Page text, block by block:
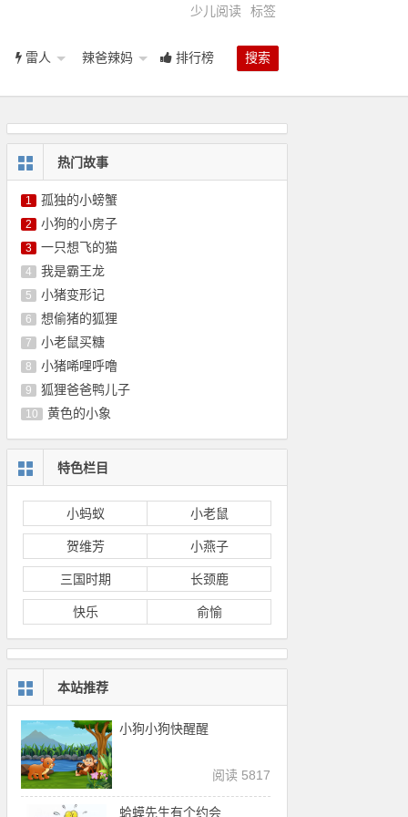
少儿阅读 标签
搜索
雷人 辣爸辣妈 排行榜
热门故事
1 孤独的小螃蟹
2 小狗的小房子
3 一只想飞的猫
4 我是霸王龙
5 小猪变形记
6 想偷猪的狐狸
7 小老鼠买糖
8 小猪唏哩呼噜
9 狐狸爸爸鸭儿子
10 黄色的小象
特色栏目
小蚂蚁 小老鼠
贺维芳 小燕子
三国时期 长颈鹿
快乐 俞愉
本站推荐
小狗小狗快醒醒
阅读 5817
蛤蟆先生有个约会